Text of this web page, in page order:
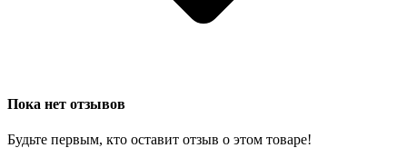
Пока нет отзывов
Будьте первым, кто оставит отзыв о этом товаре!